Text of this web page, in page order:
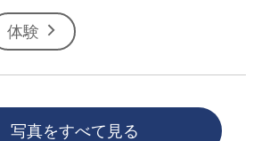
体験
写真をすべて見る